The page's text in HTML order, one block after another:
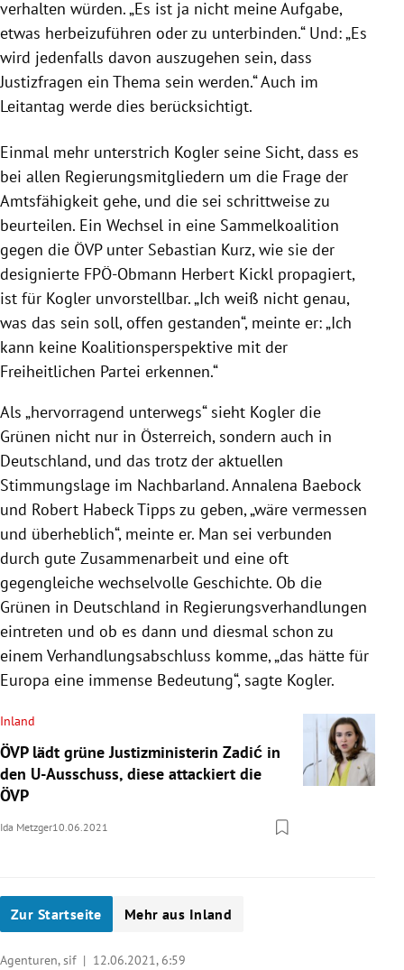
verhalten würden. „Es ist ja nicht meine Aufgabe,
etwas herbeizuführen oder zu unterbinden.“ Und: „Es
wird jedenfalls davon auszugehen sein, dass
Justizfragen ein Thema sein werden.“ Auch im
Leitantag werde dies berücksichtigt.
Einmal mehr unterstrich Kogler seine Sicht, dass es
bei allen Regierungsmitgliedern um die Frage der
Amtsfähigkeit gehe, und die sei schrittweise zu
beurteilen. Ein Wechsel in eine Sammelkoalition
gegen die ÖVP unter Sebastian Kurz, wie sie der
designierte FPÖ-Obmann Herbert Kickl propagiert,
ist für Kogler unvorstellbar. „Ich weiß nicht genau,
was das sein soll, offen gestanden“, meinte er: „Ich
kann keine Koalitionsperspektive mit der
Freiheitlichen Partei erkennen.“
Als „hervorragend unterwegs“ sieht Kogler die
Grünen nicht nur in Österreich, sondern auch in
Deutschland, und das trotz der aktuellen
Stimmungslage im Nachbarland. Annalena Baebock
und Robert Habeck Tipps zu geben, „wäre vermessen
und überheblich“, meinte er. Man sei verbunden
durch gute Zusammenarbeit und eine oft
gegengleiche wechselvolle Geschichte. Ob die
Grünen in Deutschland in Regierungsverhandlungen
eintreten und ob es dann und diesmal schon zu
einem Verhandlungsabschluss komme, „das hätte für
Europa eine immense Bedeutung“, sagte Kogler.
Inland
ÖVP lädt grüne Justizministerin Zadić in
den U-Ausschuss, diese attackiert die
ÖVP
Ida Metzger10.06.2021
Zur Startseite Mehr aus Inland
Agenturen, sif | 12.06.2021, 6:59